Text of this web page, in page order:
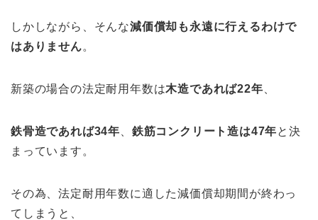
しかしながら、そんな減価償却も永遠に行えるわけで
はありません。
新築の場合の法定耐用年数は木造であれば22年
鉄骨造であれば34年 鉄筋コンクリート造は47年と決
まっています。
その為、法定耐用年数に適した減価償却期間が終わっ
てしまうと、